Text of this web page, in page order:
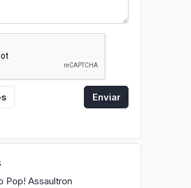
Enviar
Pop! Assaultron